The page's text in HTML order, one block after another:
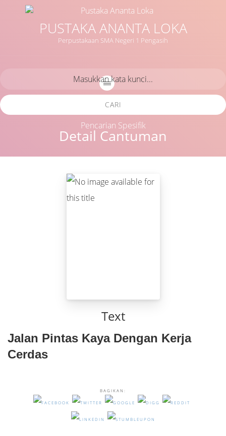
PUSTAKA ANANTA LOKA
Perpustakaan SMA Negeri 1 Pengasih
Detail Cantuman
CARI
Pencarian Spesifik
Text
Jalan Pintas Kaya Dengan Kerja
Cerdas
BAGIKAN: